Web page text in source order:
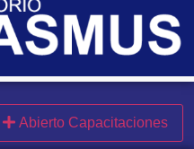
Abierto Capacitaciones